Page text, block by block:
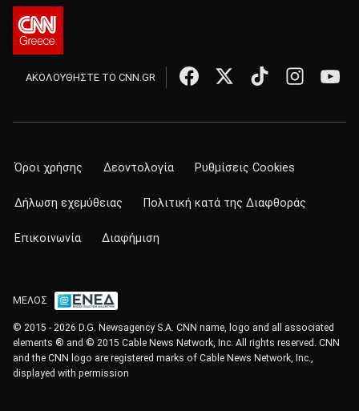
ΑΚΟΛΟΥΘΗΣΤΕ ΤΟ CNN.GR
Όροι χρήσης Δεοντολογία Ρυθμίσεις Cookies
Δήλωση εχεμύθειας Πολιτική κατά της Διαφθοράς
Επικοινωνία Διαφήμιση
ΜΕΛΟΣ
© 2015 - 2026 D.G. Newsagency S.A. CNN name, logo and all associated
elements ® and © 2015 Cable News Network, Inc. All rights reserved. CNN
and the CNN logo are registered marks of Cable News Network, Inc.,
displayed with permission